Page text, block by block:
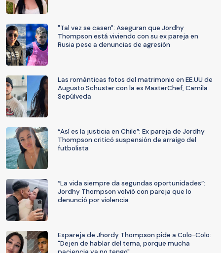
"Tal vez se casen": Aseguran que Jordhy
Thompson está viviendo con su ex pareja en
Rusia pese a denuncias de agresión
Las románticas fotos del matrimonio en EE.UU de
Augusto Schuster con la ex MasterChef, Camila
Sepúlveda
“Así es la justicia en Chile”: Ex pareja de Jordhy
Thompson criticó suspensión de arraigo del
futbolista
“La vida siempre da segundas oportunidades”:
Jordhy Thompson volvió con pareja que lo
denunció por violencia
Expareja de Jhordy Thompson pide a Colo-Colo:
"Dejen de hablar del tema, porque mucha